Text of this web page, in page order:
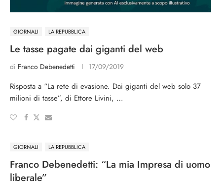
GIORNALI LA REPUBBLICA
Le tasse pagate dai giganti del web
di Franco Debenedetti 17/09/2019
Risposta a “La rete di evasione. Dai giganti del web solo 37
milioni di tasse”, di Ettore Livini, …
GIORNALI LA REPUBBLICA
Franco Debenedetti: “La mia Impresa di uomo
liberale”